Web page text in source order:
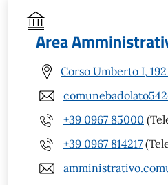
Area
Corso Umberto I,
+39 0967 85000
+39 0967 814217